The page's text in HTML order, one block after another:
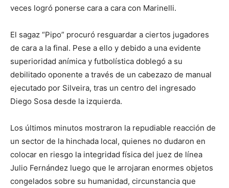
veces logró ponerse cara a cara con Marinelli.
El sagaz “Pipo” procuró resguardar a ciertos jugadores
de cara a la final. Pese a ello y debido a una evidente
superioridad anímica y futbolística doblegó a su
debilitado oponente a través de un cabezazo de manual
ejecutado por Silveira, tras un centro del ingresado
Diego Sosa desde la izquierda.
Los últimos minutos mostraron la repudiable reacción de
un sector de la hinchada local, quienes no dudaron en
colocar en riesgo la integridad física del juez de línea
Julio Fernández luego que le arrojaran enormes objetos
congelados sobre su humanidad, circunstancia que